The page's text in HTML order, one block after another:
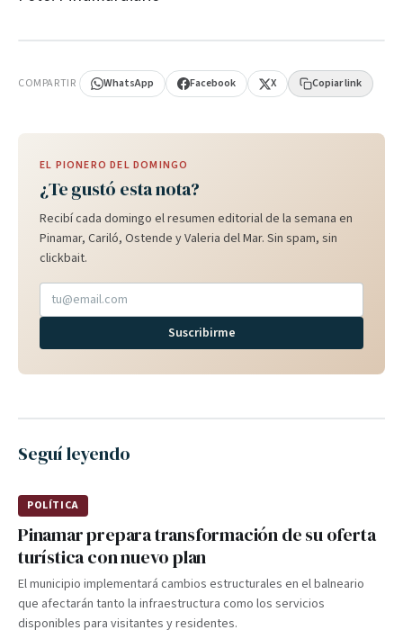
COMPARTIR WhatsApp Facebook X Copiar link
EL PIONERO DEL DOMINGO
¿Te gustó esta nota?
Recibí cada domingo el resumen editorial de la semana en
Pinamar, Cariló, Ostende y Valeria del Mar. Sin spam, sin
clickbait.
Suscribirme
Seguí leyendo
POLÍTICA
Pinamar prepara transformación de su oferta
turística con nuevo plan
El municipio implementará cambios estructurales en el balneario
que afectarán tanto la infraestructura como los servicios
disponibles para visitantes y residentes.